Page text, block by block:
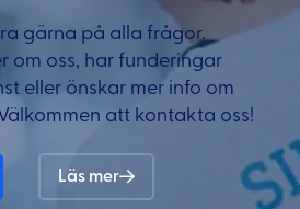
gärna på alla frågor.
om oss, har funderingar
eller önskar mer info om
att kontakta oss!
Läs mer